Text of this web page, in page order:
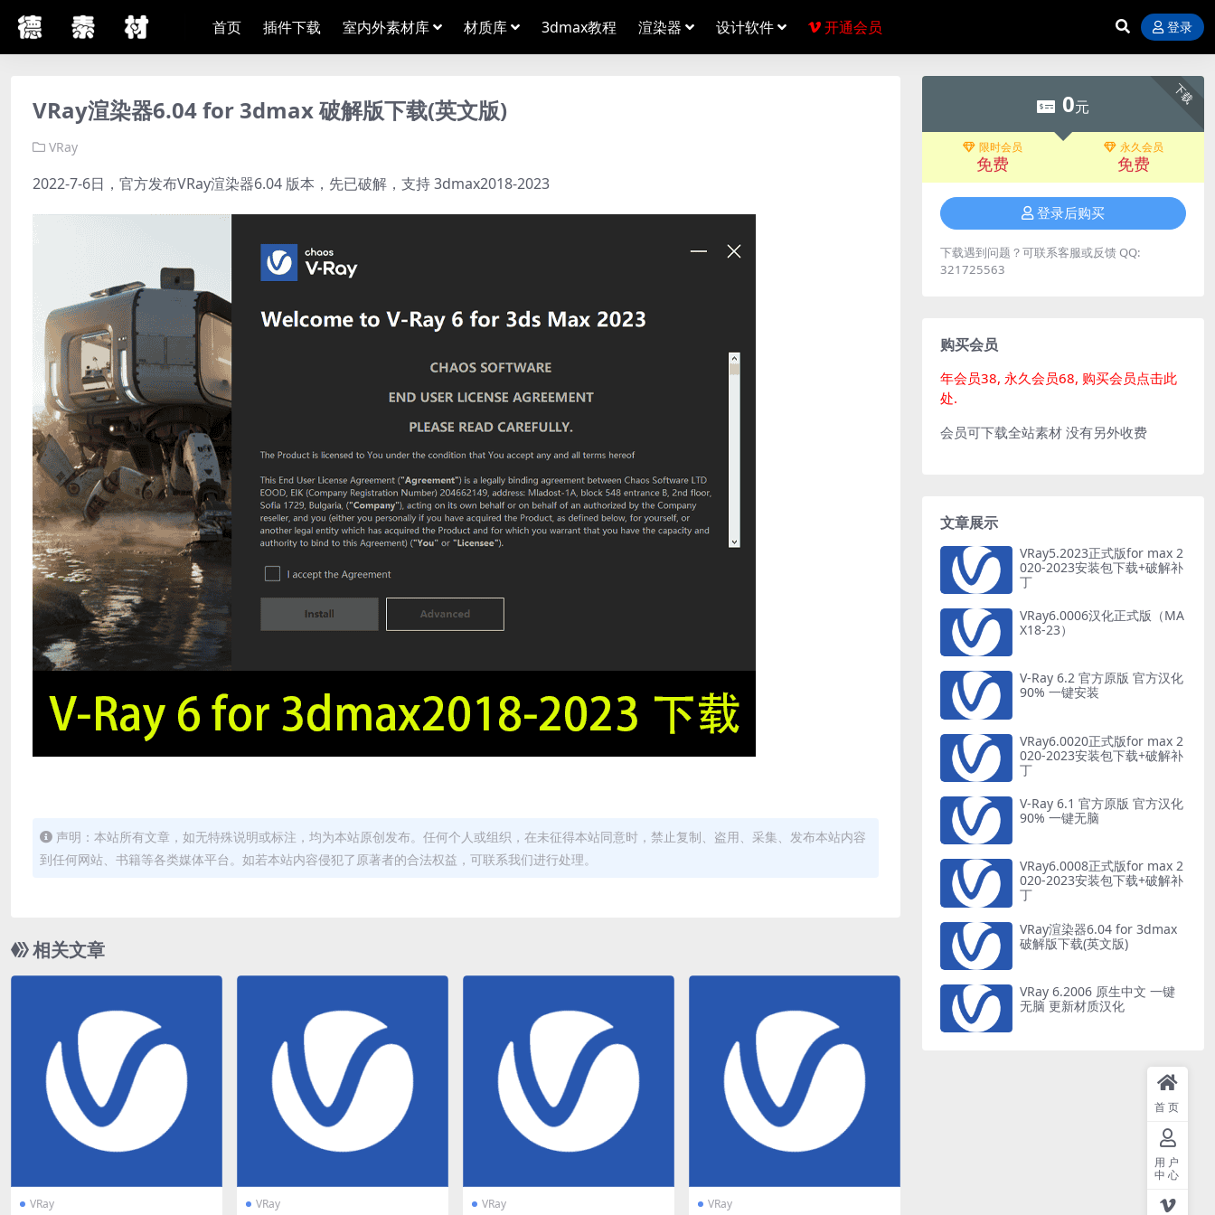
首页 插件下载 室内外素材库 材质库 3dmax教程 渲染器 设计软件 开通会员 登录
VRay渲染器6.04 for 3dmax 破解版下载(英文版)
VRay
2022-7-6日，官方发布VRay渲染器6.04 版本，先已破解，支持 3dmax2018-2023
声明：本站所有文章，如无特殊说明或标注，均为本站原创发布。任何个人或组织，在未征得本站同意时，禁止复制、盗用、采集、发布本站内容
到任何网站、书籍等各类媒体平台。如若本站内容侵犯了原著者的合法权益，可联系我们进行处理。
相关文章
VRay VRay VRay VRay
下载
0元
限时会员
免费
永久会员
免费
登录后购买
下载遇到问题？可联系客服或反馈 QQ:
321725563
购买会员
年会员38, 永久会员68, 购买会员点击此
处.
会员可下载全站素材 没有另外收费
文章展示
VRay5.2023正式版for max 2
020-2023安装包下载+破解补
丁
VRay6.0006汉化正式版（MA
X18-23）
V-Ray 6.2 官方原版 官方汉化
90% 一键安装
VRay6.0020正式版for max 2
020-2023安装包下载+破解补
丁
V-Ray 6.1 官方原版 官方汉化
90% 一键无脑
VRay6.0008正式版for max 2
020-2023安装包下载+破解补
丁
VRay渲染器6.04 for 3dmax
破解版下载(英文版)
VRay 6.2006 原生中文 一键
无脑 更新材质汉化
首页
用户
中心